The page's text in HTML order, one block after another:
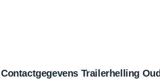
Contactgegevens Trailerhelling Oud